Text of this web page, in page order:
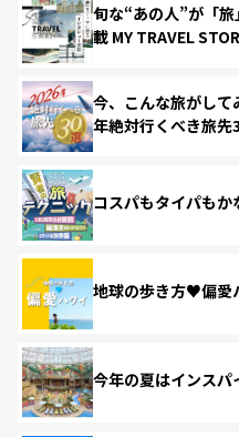
旬な“あの人”が「
載 MY TRAVEL
今、こんな旅がし
年絶対行くべき旅先
コスパもタイパも
地球の歩き方♥偏愛
今年の夏はインスパ